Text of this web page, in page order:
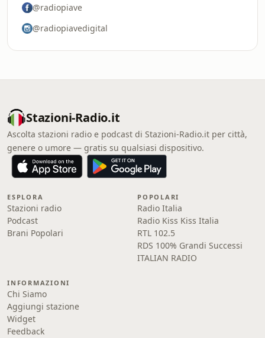
@radiopiave
@radiopiavedigital
Stazioni-Radio.it
Ascolta stazioni radio e podcast di Stazioni-Radio.it per città,
genere o umore — gratis su qualsiasi dispositivo.
ESPLORA
Stazioni radio
Podcast
Brani Popolari
POPOLARI
Radio Italia
Radio Kiss Kiss Italia
RTL 102.5
RDS 100% Grandi Successi
ITALIAN RADIO
INFORMAZIONI
Chi Siamo
Aggiungi stazione
Widget
Feedback